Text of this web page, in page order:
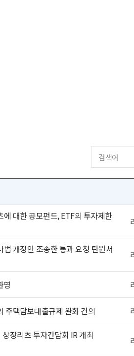
대한 공모펀드, ETF의 투자제한
개정안 조송한 통과 요청 탄원서
영
주택담보대출규제 완화 건의
장리츠 투자간담회 IR 개최